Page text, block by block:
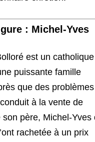
: Michel-Yves
est un
puissante famille
que des problèmes
à la vente de
son père, Michel-Yves
rachetée à un prix